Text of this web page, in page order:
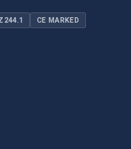
CE MARKED